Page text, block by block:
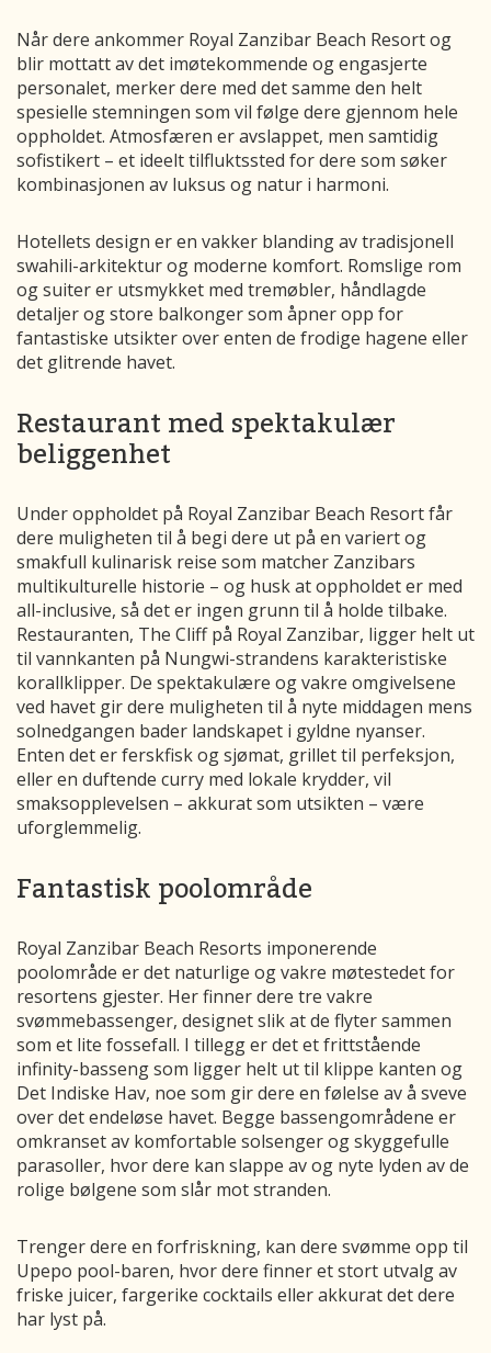
Når dere ankommer Royal Zanzibar Beach Resort og
blir mottatt av det imøtekommende og engasjerte
personalet, merker dere med det samme den helt
spesielle stemningen som vil følge dere gjennom hele
oppholdet. Atmosfæren er avslappet, men samtidig
sofistikert – et ideelt tilfluktssted for dere som søker
kombinasjonen av luksus og natur i harmoni.
Hotellets design er en vakker blanding av tradisjonell
swahili-arkitektur og moderne komfort. Romslige rom
og suiter er utsmykket med tremøbler, håndlagde
detaljer og store balkonger som åpner opp for
fantastiske utsikter over enten de frodige hagene eller
det glitrende havet.
Restaurant med spektakulær
beliggenhet
Under oppholdet på Royal Zanzibar Beach Resort får
dere muligheten til å begi dere ut på en variert og
smakfull kulinarisk reise som matcher Zanzibars
multikulturelle historie – og husk at oppholdet er med
all-inclusive, så det er ingen grunn til å holde tilbake.
Restauranten, The Cliff på Royal Zanzibar, ligger helt ut
til vannkanten på Nungwi-strandens karakteristiske
korallklipper. De spektakulære og vakre omgivelsene
ved havet gir dere muligheten til å nyte middagen mens
solnedgangen bader landskapet i gyldne nyanser.
Enten det er ferskfisk og sjømat, grillet til perfeksjon,
eller en duftende curry med lokale krydder, vil
smaksopplevelsen – akkurat som utsikten – være
uforglemmelig.
Fantastisk poolområde
Royal Zanzibar Beach Resorts imponerende
poolområde er det naturlige og vakre møtestedet for
resortens gjester. Her finner dere tre vakre
svømmebassenger, designet slik at de flyter sammen
som et lite fossefall. I tillegg er det et frittstående
infinity-basseng som ligger helt ut til klippe kanten og
Det Indiske Hav, noe som gir dere en følelse av å sveve
over det endeløse havet. Begge bassengområdene er
omkranset av komfortable solsenger og skyggefulle
parasoller, hvor dere kan slappe av og nyte lyden av de
rolige bølgene som slår mot stranden.
Trenger dere en forfriskning, kan dere svømme opp til
Upepo pool-baren, hvor dere finner et stort utvalg av
friske juicer, fargerike cocktails eller akkurat det dere
har lyst på.